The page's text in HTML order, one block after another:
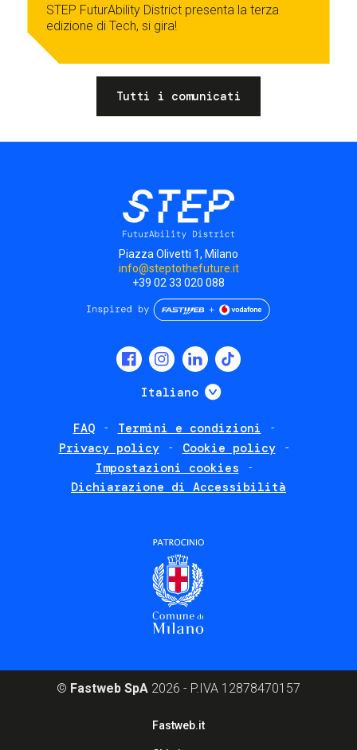
STEP FuturAbility District presenta la terza
edizione di Tech, si gira!
Tutti i comunicati
Piazza Olivetti 1, Milano
info@steptothefuture.it
+39 02 33 020 088
Italiano Mostra ulteriori
FAQ
Termini e condizioni
Privacy policy
Cookie policy
Impostazioni cookies
Dichiarazione di Accessibilità
© Fastweb SpA 2026 - P.IVA 12878470157
Fastweb.it